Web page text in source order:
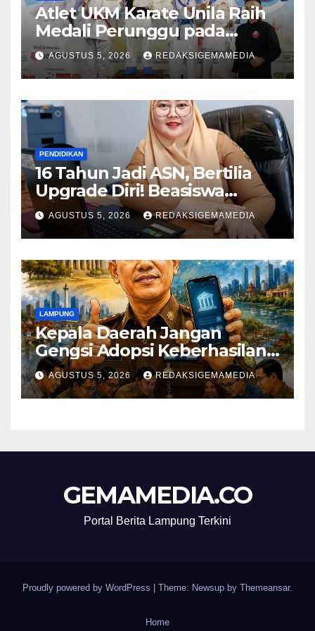
Atlet UKM Karate Unila Raih
Medali Perunggu pada
Lampung Student Olympic
AGUSTUS 5, 2026 REDAKSIGEMAMEDIA
PENDIDIKAN
16 Tahun Jadi ASN, Bertilia
Upgrade Diri! Beasiswa
Pemkot Bandar Lampung
Antar Kuliah S2 Jalur RPL
Magister Manajemen IIB
Darmajaya
AGUSTUS 5, 2026 REDAKSIGEMAMEDIA
LAMPUNG
Kepala Daerah Jangan
Gengsi Adopsi Keberhasilan
Daerah Lain
AGUSTUS 5, 2026 REDAKSIGEMAMEDIA
GEMAMEDIA.CO
Portal Berita Lampung Terkini
Proudly powered by WordPress Theme: Newsup by Themeansar.
Home